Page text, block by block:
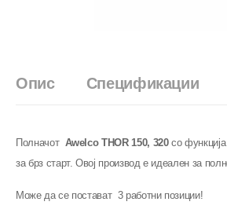
Опис Спецификации
Полначот Awelco THOR 150, 320со функција
за брз старт. Овој производ е идеален за
Може да се постават 3 работни позиции!